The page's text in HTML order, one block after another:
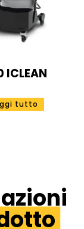
ICLEAN
tutto